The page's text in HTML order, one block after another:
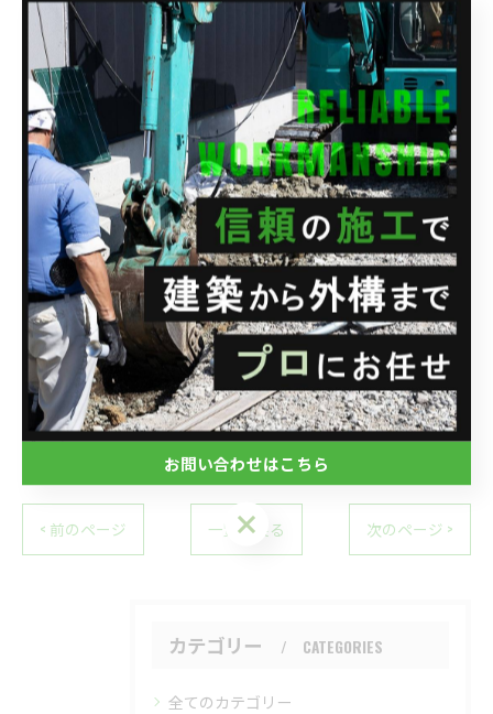
--------------------------------------------------------------------
--
株式会社関興業
住所 : 埼玉県さいたま市西区水判土41-1
電話番号 : 048-788-1956
FAX番号 : 048-788-1957
--------------------------------------------------------------------
ブログ
< 前のページ 一覧に戻る 次のページ >
カテゴリー CATEGORIES
全てのカテゴリー
お問い合わせはこちら
お問い合わせはこちら